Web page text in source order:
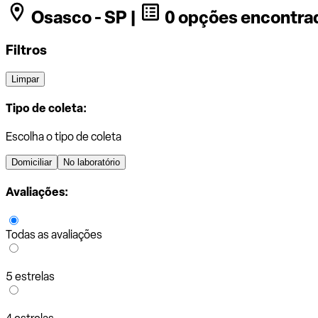
Osasco - SP | 0 opções
Filtros
Limpar
Tipo de coleta:
Escolha o tipo de coleta
Domiciliar No laboratório
Avaliações:
Todas as avaliações
5 estrelas